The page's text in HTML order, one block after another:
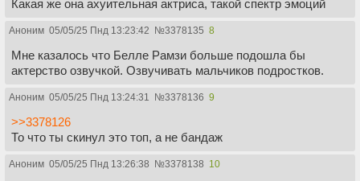
Какая же она ахуительная актриса, такой спектр эмоций
Аноним 05/05/25 Пнд 13:23:42 №3378135 8
Мне казалось что Белле Рамзи больше подошла бы
актерство озвучкой. Озвучивать мальчиков подростков.
Аноним 05/05/25 Пнд 13:24:31 №3378136 9
>>3378126
То что ты скинул это топ, а не бандаж
Аноним 05/05/25 Пнд 13:26:38 №3378138 10